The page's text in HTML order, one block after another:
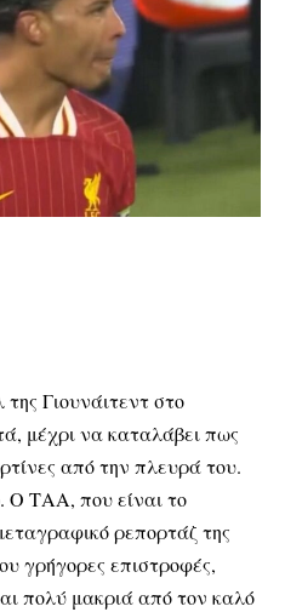
Γιουνάιτεντ στο
μέχρι να καταλάβει πως
από την πλευρά του.
Ο ΤΑΑ, που είναι το
ρεπορτάζ της
γρήγορες επιστροφές,
πολύ μακριά από τον καλό